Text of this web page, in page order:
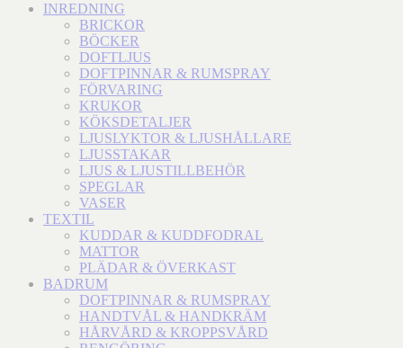
INREDNING
BRICKOR
BÖCKER
DOFTLJUS
DOFTPINNAR & RUMSPRAY
FÖRVARING
KRUKOR
KÖKSDETALJER
LJUSLYKTOR & LJUSHÅLLARE
LJUSSTAKAR
LJUS & LJUSTILLBEHÖR
SPEGLAR
VASER
TEXTIL
KUDDAR & KUDDFODRAL
MATTOR
PLÄDAR & ÖVERKAST
BADRUM
DOFTPINNAR & RUMSPRAY
HANDTVÅL & HANDKRÄM
HÅRVÅRD & KROPPSVÅRD